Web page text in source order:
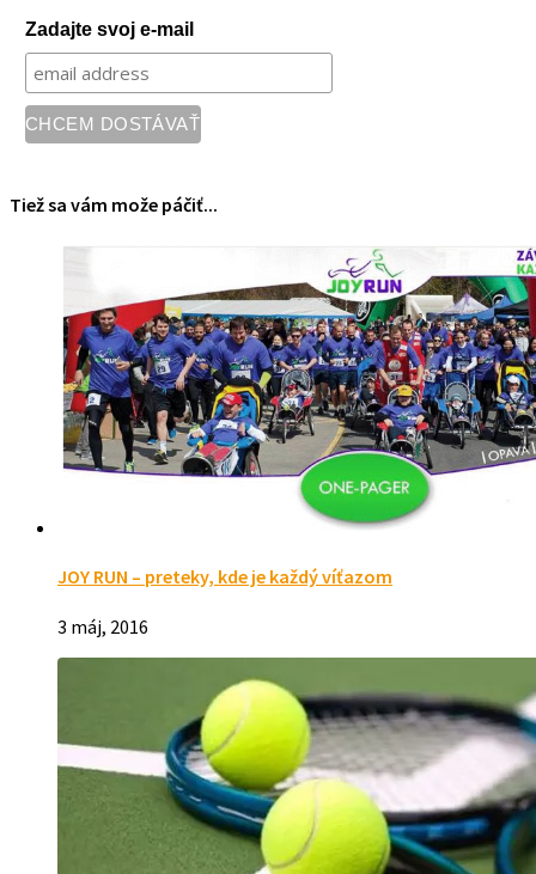
Zadajte svoj e-mail
Tiež sa vám može páčiť...
JOY RUN – preteky, kde je každý víťazom
3 máj, 2016